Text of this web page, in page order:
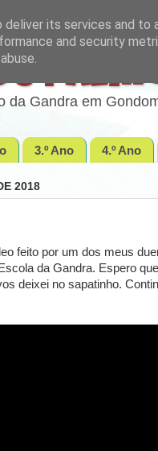
da Gandra em
3.º Ano 4.º Ano
2018
feito por um dos meus
da Gandra. Espero
deixei no sapatinho.
its services and to
and security